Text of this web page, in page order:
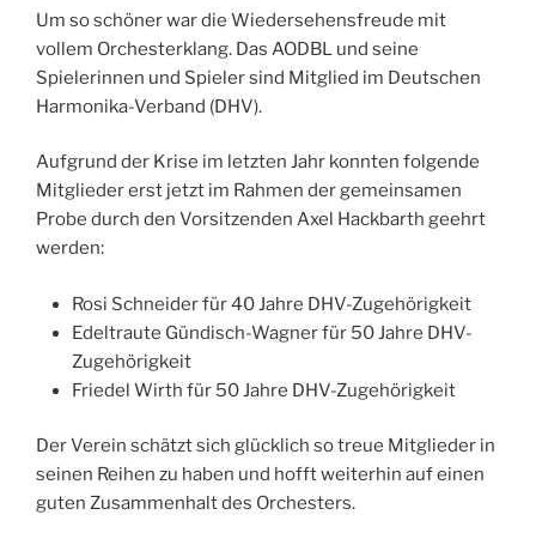
Um so schöner war die Wiedersehensfreude mit
vollem Orchesterklang. Das AODBL und seine
Spielerinnen und Spieler sind Mitglied im Deutschen
Harmonika-Verband (DHV).
Aufgrund der Krise im letzten Jahr konnten folgende
Mitglieder erst jetzt im Rahmen der gemeinsamen
Probe durch den Vorsitzenden Axel Hackbarth geehrt
werden:
Rosi Schneider für 40 Jahre DHV-Zugehörigkeit
Edeltraute Gündisch-Wagner für 50 Jahre DHV-
Zugehörigkeit
Friedel Wirth für 50 Jahre DHV-Zugehörigkeit
Der Verein schätzt sich glücklich so treue Mitglieder in
seinen Reihen zu haben und hofft weiterhin auf einen
guten Zusammenhalt des Orchesters.